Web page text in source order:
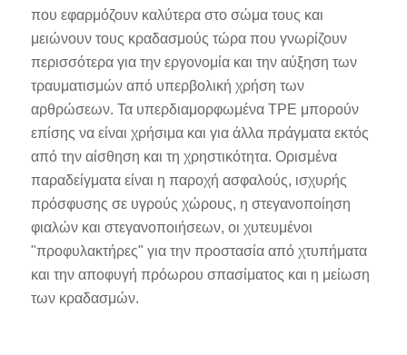
που εφαρμόζουν καλύτερα στο σώμα τους και
μειώνουν τους κραδασμούς τώρα που γνωρίζουν
περισσότερα για την εργονομία και την αύξηση των
τραυματισμών από υπερβολική χρήση των
αρθρώσεων. Τα υπερδιαμορφωμένα TPE μπορούν
επίσης να είναι χρήσιμα και για άλλα πράγματα εκτός
από την αίσθηση και τη χρηστικότητα. Ορισμένα
παραδείγματα είναι η παροχή ασφαλούς, ισχυρής
πρόσφυσης σε υγρούς χώρους, η στεγανοποίηση
φιαλών και στεγανοποιήσεων, οι χυτευμένοι
"προφυλακτήρες" για την προστασία από χτυπήματα
και την αποφυγή πρόωρου σπασίματος και η μείωση
των κραδασμών.